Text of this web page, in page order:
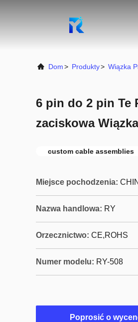
Dom> Produkty> Wiązka
6 pin do 2 pin Te
zaciskowa
custom cable assemblies
Miejsce pochodzenia:
Nazwa handlowa: RY
Orzecznictwo: CE,ROHS
Numer modelu: RY-508
Poprosić o